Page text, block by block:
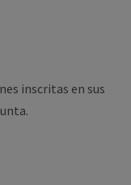
inscritas en sus